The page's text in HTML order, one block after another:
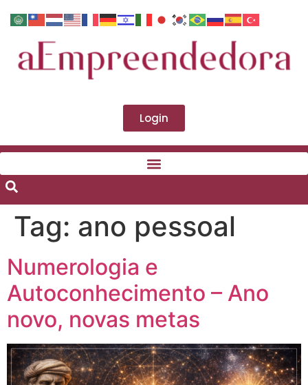
Login
Tag: ano pessoal
Numerologia e
Autoconhecimento – Ano
novo, novas metas